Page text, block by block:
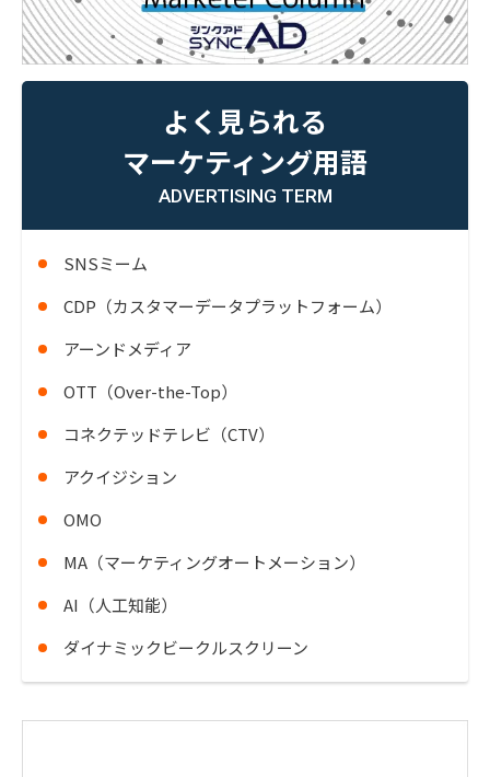
よく見られる
マーケティング用語
ADVERTISING TERM
SNSミーム
CDP（カスタマーデータプラットフォーム）
アーンドメディア
OTT（Over-the-Top）
コネクテッドテレビ（CTV）
アクイジション
OMO
MA（マーケティングオートメーション）
AI（人工知能）
ダイナミックビークルスクリーン